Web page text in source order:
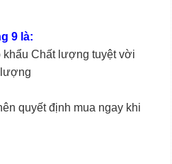
9 là:
khẩu Chất lượng tuyệt vời
lượng
quyết định mua ngay khi